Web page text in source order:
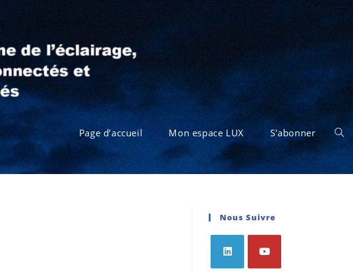
Page d’accueil Mon espace LUX S’abonner
Nous Suivre